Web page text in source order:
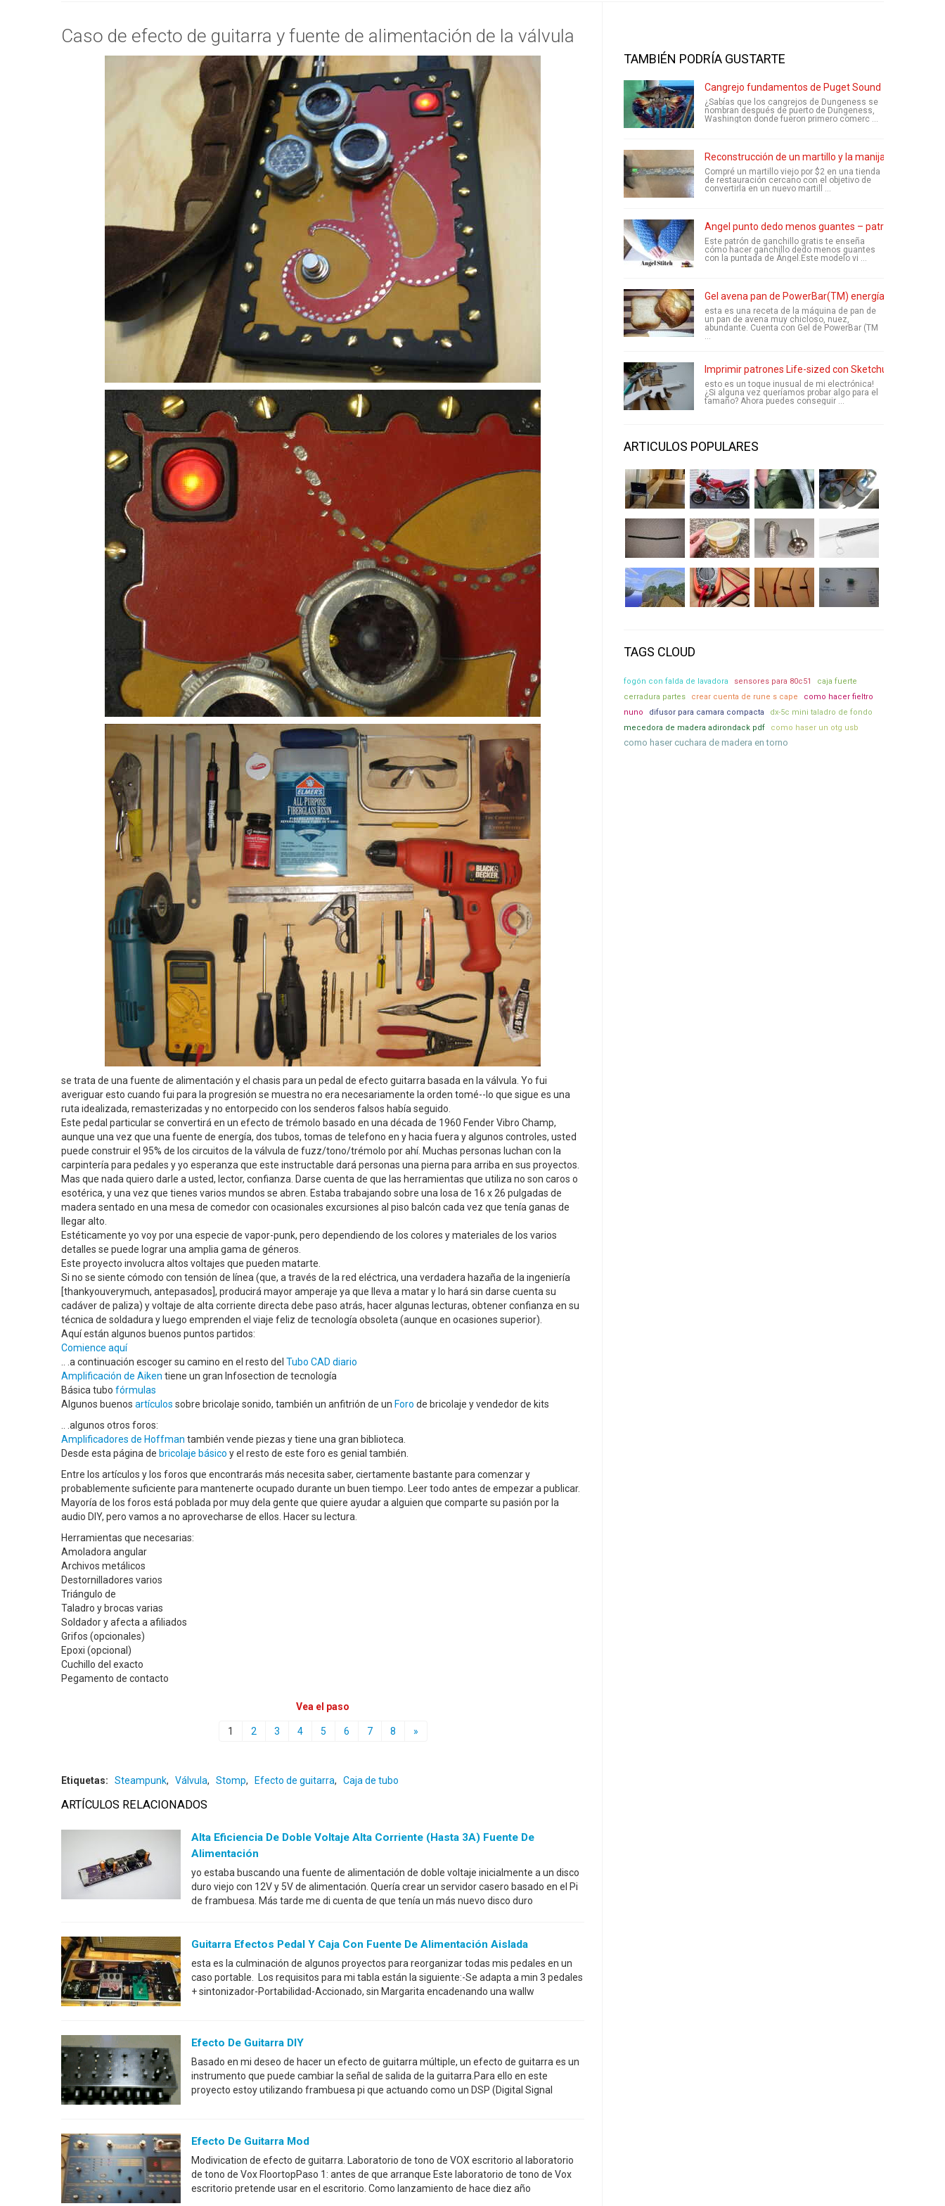
Caso de efecto de guitarra y fuente de alimentación de la válvula
se trata de una fuente de alimentación y el chasis para un pedal de efecto guitarra basada en la válvula. Yo fui
averiguar esto cuando fui para la progresión se muestra no era necesariamente la orden tomé--lo que sigue es una
ruta idealizada, remasterizadas y no entorpecido con los senderos falsos había seguido.
Este pedal particular se convertirá en un efecto de trémolo basado en una década de 1960 Fender Vibro Champ,
aunque una vez que una fuente de energía, dos tubos, tomas de telefono en y hacia fuera y algunos controles, usted
puede construir el 95% de los circuitos de la válvula de fuzz/tono/trémolo por ahí. Muchas personas luchan con la
carpintería para pedales y yo esperanza que este instructable dará personas una pierna para arriba en sus proyectos.
Mas que nada quiero darle a usted, lector, confianza. Darse cuenta de que las herramientas que utiliza no son caros o
esotérica, y una vez que tienes varios mundos se abren. Estaba trabajando sobre una losa de 16 x 26 pulgadas de
madera sentado en una mesa de comedor con ocasionales excursiones al piso balcón cada vez que tenía ganas de
llegar alto.
Estéticamente yo voy por una especie de vapor-punk, pero dependiendo de los colores y materiales de los varios
detalles se puede lograr una amplia gama de géneros.
Este proyecto involucra altos voltajes que pueden matarte.
Si no se siente cómodo con tensión de línea (que, a través de la red eléctrica, una verdadera hazaña de la ingeniería
[thankyouverymuch, antepasados], producirá mayor amperaje ya que lleva a matar y lo hará sin darse cuenta su
cadáver de paliza) y voltaje de alta corriente directa debe paso atrás, hacer algunas lecturas, obtener confianza en su
técnica de soldadura y luego emprenden el viaje feliz de tecnología obsoleta (aunque en ocasiones superior).
Aquí están algunos buenos puntos partidos:
Comience aquí
.. .a continuación escoger su camino en el resto del Tubo CAD diario
Amplificación de Aiken tiene un gran Infosection de tecnología
Básica tubo fórmulas
Algunos buenos artículos sobre bricolaje sonido, también un anfitrión de un Foro de bricolaje y vendedor de kits
.. .algunos otros foros:
Amplificadores de Hoffman también vende piezas y tiene una gran biblioteca.
Desde esta página de bricolaje básico y el resto de este foro es genial también.
Entre los artículos y los foros que encontrarás más necesita saber, ciertamente bastante para comenzar y
probablemente suficiente para mantenerte ocupado durante un buen tiempo. Leer todo antes de empezar a publicar.
Mayoría de los foros está poblada por muy dela gente que quiere ayudar a alguien que comparte su pasión por la
audio DIY, pero vamos a no aprovecharse de ellos. Hacer su lectura.
Herramientas que necesarias:
Amoladora angular
Archivos metálicos
Destornilladores varios
Triángulo de
Taladro y brocas varias
Soldador y afecta a afiliados
Grifos (opcionales)
Epoxi (opcional)
Cuchillo del exacto
Pegamento de contacto
Vea el paso
1 2 3 4 5 6 7 8 »
Etiquetas: Steampunk, Válvula, Stomp, Efecto de guitarra, Caja de tubo
ARTÍCULOS RELACIONADOS
Alta Eficiencia De Doble Voltaje Alta Corriente (hasta 3A) Fuente De
Alimentación
yo estaba buscando una fuente de alimentación de doble voltaje inicialmente a un disco
duro viejo con 12V y 5V de alimentación. Quería crear un servidor casero basado en el Pi
de frambuesa. Más tarde me di cuenta de que tenía un más nuevo disco duro
Guitarra Efectos Pedal Y Caja Con Fuente De Alimentación Aislada
esta es la culminación de algunos proyectos para reorganizar todas mis pedales en un
caso portable. Los requisitos para mi tabla están la siguiente:-Se adapta a min 3 pedales
+ sintonizador-Portabilidad-Accionado, sin Margarita encadenando una wallw
Efecto De Guitarra DIY
Basado en mi deseo de hacer un efecto de guitarra múltiple, un efecto de guitarra es un
instrumento que puede cambiar la señal de salida de la guitarra.Para ello en este
proyecto estoy utilizando frambuesa pi que actuando como un DSP (Digital Signal
Efecto De Guitarra Mod
Modivication de efecto de guitarra. Laboratorio de tono de VOX escritorio al laboratorio
de tono de Vox FloortopPaso 1: antes de que arranque Este laboratorio de tono de Vox
escritorio pretende usar en el escritorio. Como lanzamiento de hace diez año
TAMBIÉN PODRÍA GUSTARTE
Cangrejo fundamentos de Puget Sound
¿Sabías que los cangrejos de Dungeness se
nombran después de puerto de Dungeness,
Washington donde fueron primero comerc ...
Reconstrucción de un martillo y la manija
Compré un martillo viejo por $2 en una tienda
de restauración cercano con el objetivo de
convertirla en un nuevo martill ...
Angel punto dedo menos guantes – patrón de
Este patrón de ganchillo gratis te enseña
cómo hacer ganchillo dedo menos guantes
con la puntada de Ángel.Este modelo vi ...
Gel avena pan de PowerBar(TM) energía
esta es una receta de la máquina de pan de
un pan de avena muy chicloso, nuez,
abundante. Cuenta con Gel de PowerBar (TM
...
Imprimir patrones Life-sized con Sketchup: hacer
esto es un toque inusual de mi electrónica!
¿Si alguna vez queríamos probar algo para el
tamaño? Ahora puedes conseguir ...
ARTICULOS POPULARES
TAGS CLOUD
fogón con falda de lavadora sensores para 80c51
caja fuerte
cerradura partes
crear cuenta de rune s cape
como hacer fieltro
nuno
difusor para camara compacta
dx-5c mini taladro de fondo
mecedora de madera adirondack pdf
como haser un otg usb
como haser cuchara de madera en torno